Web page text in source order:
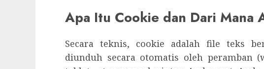
Apa Itu Cookie dan Dari Mana
Secara teknis, cookie adalah file teks
diunduh secara otomatis oleh peramban